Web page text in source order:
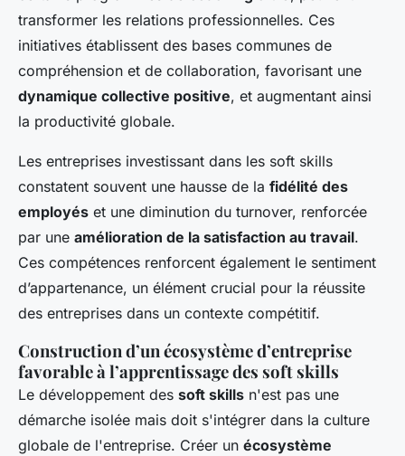
transformer les relations professionnelles. Ces
initiatives établissent des bases communes de
compréhension et de collaboration, favorisant une
dynamique collective positive, et augmentant ainsi
la productivité globale.
Les entreprises investissant dans les soft skills
constatent souvent une hausse de la fidélité des
employés et une diminution du turnover, renforcée
par une amélioration de la satisfaction au travail.
Ces compétences renforcent également le sentiment
d’appartenance, un élément crucial pour la réussite
des entreprises dans un contexte compétitif.
Construction d’un écosystème d’entreprise
favorable à l’apprentissage des soft skills
Le développement des soft skills n'est pas une
démarche isolée mais doit s'intégrer dans la culture
globale de l'entreprise. Créer un écosystème